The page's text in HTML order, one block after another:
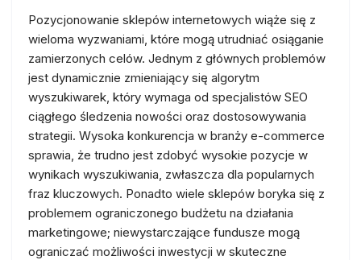
Pozycjonowanie sklepów internetowych wiąże się z
wieloma wyzwaniami, które mogą utrudniać osiąganie
zamierzonych celów. Jednym z głównych problemów
jest dynamicznie zmieniający się algorytm
wyszukiwarek, który wymaga od specjalistów SEO
ciągłego śledzenia nowości oraz dostosowywania
strategii. Wysoka konkurencja w branży e-commerce
sprawia, że trudno jest zdobyć wysokie pozycje w
wynikach wyszukiwania, zwłaszcza dla popularnych
fraz kluczowych. Ponadto wiele sklepów boryka się z
problemem ograniczonego budżetu na działania
marketingowe; niewystarczające fundusze mogą
ograniczać możliwości inwestycji w skuteczne